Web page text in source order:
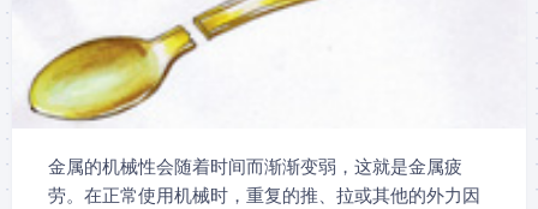
金属的机械性会随着时间而渐渐变弱，这就是金属疲
劳。在正常使用机械时，重复的推、拉或其他的外力因